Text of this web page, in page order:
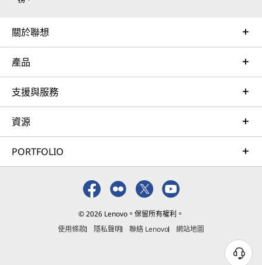
關於聯想
產品
支援與服務
資源
PORTFOLIO
© 2026 Lenovo。保留所有權利。
使用條款
隱私聲明 聯絡 Lenovo 網站地圖